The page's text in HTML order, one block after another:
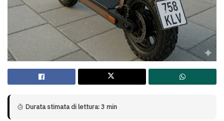
Durata stimata di lettura: 3 min